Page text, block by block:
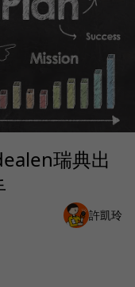
瑞典出
許凱玲